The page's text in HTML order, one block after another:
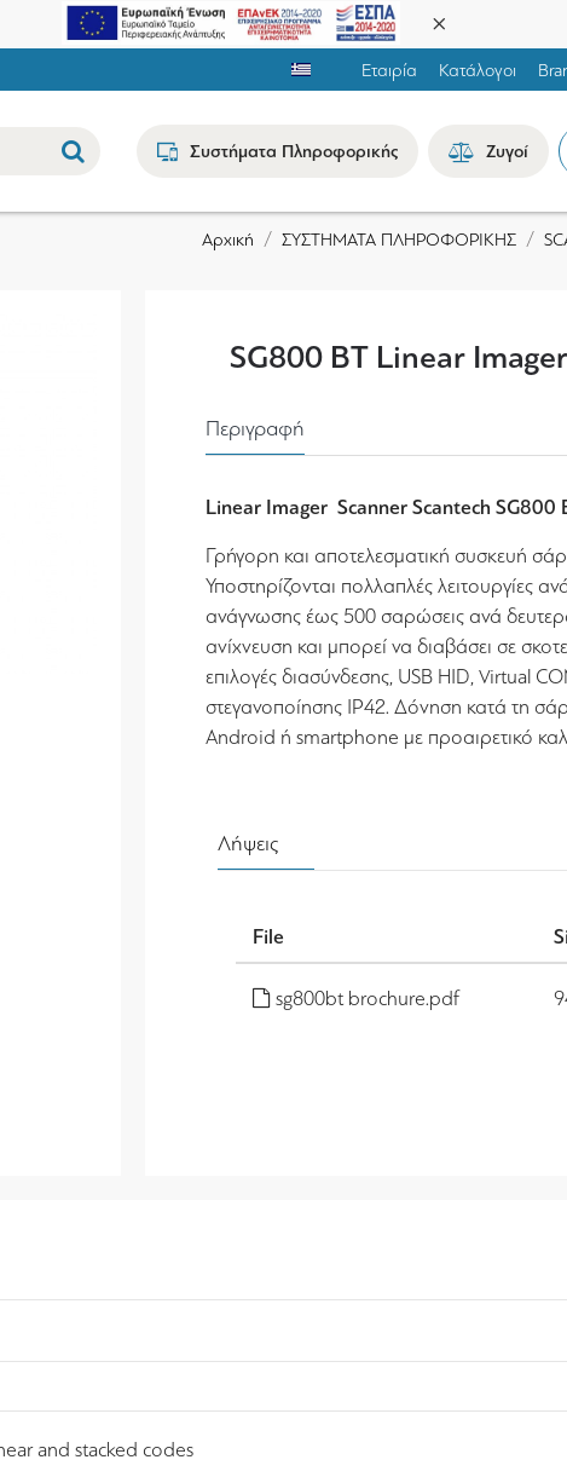
Εταιρία Κατάλογοι
Συστήματα Πληροφορικής Ζυγοί
Αρχική ΣΥΣΤΗΜΑΤΑ ΠΛΗΡΟΦΟΡΙΚΗΣ
SG800 BT Linear
Λήψεις
File
sg800bt brochure.pdf
Περιγραφή
Linear Imager Scanner Scantech SG800
Γρήγορη και αποτελεσματική συσκευή
Υποστηρίζονται πολλαπλές λειτουργίες
ανάγνωσης έως 500 σαρώσεις ανά
ανίχνευση και μπορεί να διαβάσει σε
επιλογές διασύνδεσης, USB HID, Virtual
στεγανοποίησης IP42. Δόνηση κατά τη
Android ή smartphone με προαιρετικό
and stacked codes